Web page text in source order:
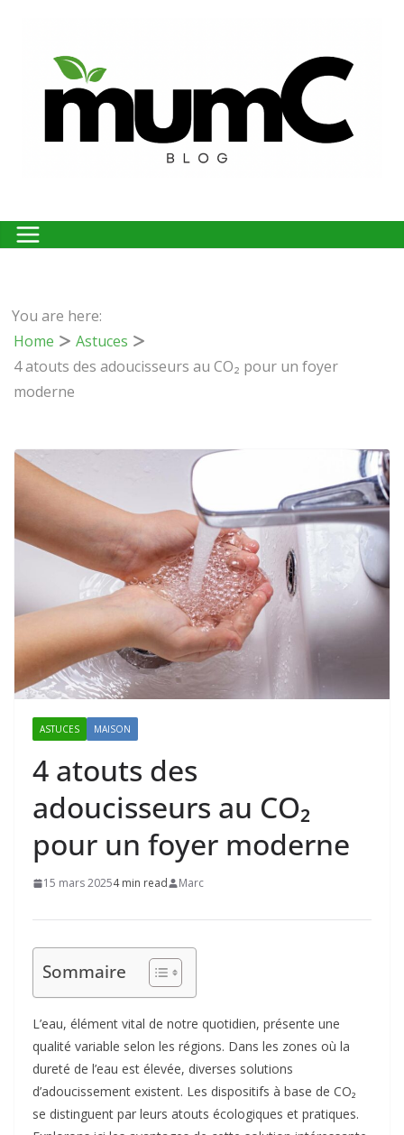
contenu
You are here:
Home
Astuces
4 atouts des adoucisseurs au CO₂ pour un foyer
moderne
ASTUCES MAISON
4 atouts des
adoucisseurs au CO₂
pour un foyer moderne
15 mars 20254 min read Marc
Sommaire
L’eau, élément vital de notre quotidien, présente une
qualité variable selon les régions. Dans les zones où la
dureté de l’eau est élevée, diverses solutions
d’adoucissement existent. Les dispositifs à base de CO₂
se distinguent par leurs atouts écologiques et pratiques.